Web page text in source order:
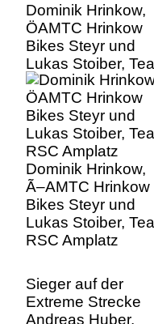
Dominik Hrinkow,
ÖAMTC Hrinkow
Bikes Steyr und
Lukas Stoiber,
RSC Amplatz
Dominik Hrinkow,
Ã–AMTC Hrinkow
Bikes Steyr und
Lukas Stoiber,
RSC Amplatz
Sieger auf der
Extreme Strecke
Andreas Huber,